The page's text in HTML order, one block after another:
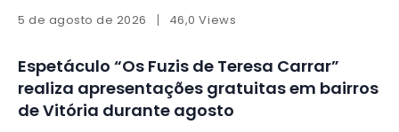
5 de agosto de 2026 46,0 Views
Espetáculo “Os Fuzis de Teresa Carrar”
realiza apresentações gratuitas em bairros
de Vitória durante agosto